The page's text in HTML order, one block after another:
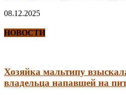
08.12.2025
НОВОСТИ
Хозяйка мальтипу
владельца напавшей на